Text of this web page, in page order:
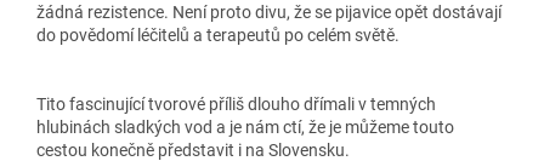
žádná rezistence. Není proto divu, že se pijavice opět dostávají
do povědomí léčitelů a terapeutů po celém světě.
Tito fascinující tvorové příliš dlouho dřímali v temných
hlubinách sladkých vod a je nám ctí, že je můžeme touto
cestou konečně představit i na Slovensku.